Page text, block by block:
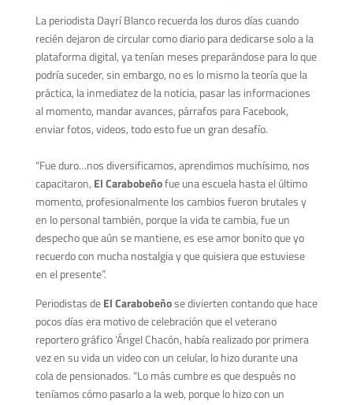
La periodista Dayrí Blanco recuerda los duros días cuando
recién dejaron de circular como diario para dedicarse solo a la
plataforma digital, ya tenían meses preparándose para lo que
podría suceder, sin embargo, no es lo mismo la teoría que la
práctica, la inmediatez de la noticia, pasar las informaciones
al momento, mandar avances, párrafos para Facebook,
enviar fotos, videos, todo esto fue un gran desafío.
“Fue duro…nos diversificamos, aprendimos muchísimo, nos
capacitaron, El Carabobeñofue una escuela hasta el último
momento, profesionalmente los cambios fueron brutales y
en lo personal también, porque la vida te cambia, fue un
despecho que aún se mantiene, es ese amor bonito que yo
recuerdo con mucha nostalgia y que quisiera que estuviese
en el presente”.
Periodistas deEl Carabobeñose divierten contando que hace
pocos días era motivo de celebración que el veterano
reportero gráfico ‘Ángel Chacón, había realizado por primera
vez en su vida un video con un celular, lo hizo durante una
cola de pensionados. “Lo más cumbre es que después no
teníamos cómo pasarlo a la web, porque lo hizo con un